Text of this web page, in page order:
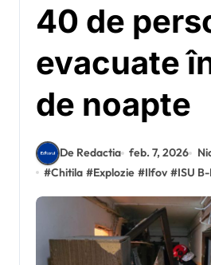
40 de
evacuate
de noapte
De Redactia feb. 7, 2026
#Chitila #Explozie #Ilfov #ISU